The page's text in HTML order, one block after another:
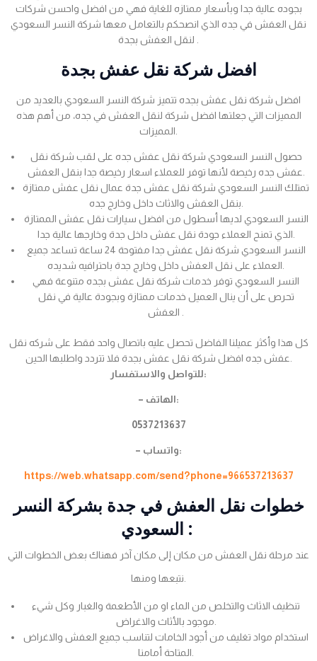
بجوده عالية جدا وبأسعار ممتازه للغاية فهي من افضل واحسن شركات
نقل العفش في جده الذي انصحكم بالتعامل معها شركة النسر السعودي
افضل شركة نقل عفش بجدة
افضل شركة نقل عفش بجده تتميز شركة النسر السعودي بالعديد من
المميزات التي جعلتها افضل شركة لنقل العفش في جده، من أهم هذه
حصول النسر السعودي شركة نقل عفش جده على لقب شركة نقل
تمتلك النسر السعودي شركة نقل عفش جدة عمال نقل عفش ممتازة
النسر السعودي لديها أسطول من افضل سيارات نقل عفش الممتازة
النسر السعودي شركة نقل عفش جدا مفتوحة 24 ساعة تساعد جميع
النسر السعودي توفر خدمات شركة نقل عفش بجده متنوعة فهي
تحرص على أن ينال العميل خدمات ممتازة وبجودة عالية في نقل
كل هذا وأكثر عميلنا الفاضل تحصل عليه باتصال واحد فقط على شركه نقل
للتواصل والاستفسار:
– الهاتف:
0537213637
– واتساب:
https://web.whatsapp.com/send?phone=966537213637
خطوات نقل العفش في جدة بشركة النسر
السعودي :
عند مرحلة نقل العفش من مكان إلى مكان آخر فهناك بعض الخطوات التي
تنظيف الاثاث والتخلص من الماء او من الأطعمة والغبار وكل شيء
استخدام مواد تغليف من أجود الخامات لتناسب جميع العفش والاغراض